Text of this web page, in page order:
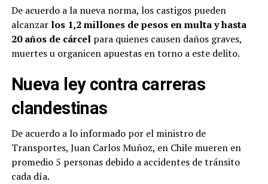
De acuerdo a la nueva norma, los castigos pueden
alcanzar los 1,2 millones de pesos en multa y hasta
20 años de cárcelpara quienes causen daños graves,
muertes u organicen apuestas en torno a este delito.
Nueva ley contra carreras
clandestinas
De acuerdo a lo informado por el ministro de
Transportes, Juan Carlos Muñoz, en Chile mueren en
promedio 5 personas debido a accidentes de tránsito
cada día.